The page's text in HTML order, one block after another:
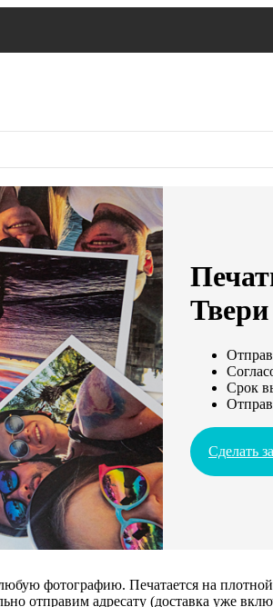
Твери
Срок
Сделать
фотографию. Печатается на
отправим адресату (доставка уже